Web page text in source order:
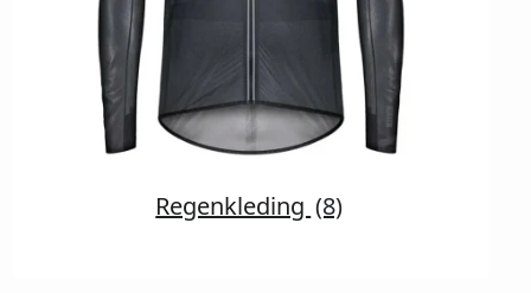
Regenkleding (8)